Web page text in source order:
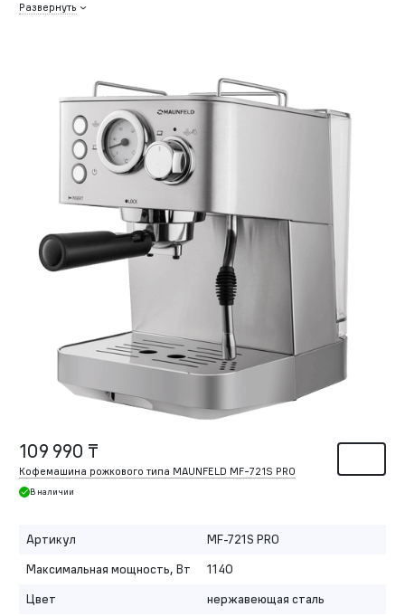
Развернуть
109 990 ₸
Кофемашина рожкового типа MAUNFELD MF-721S PRO
В наличии
Артикул
MF-721S PRO
Максимальная мощность, Вт
1140
Цвет
нержавеющая сталь